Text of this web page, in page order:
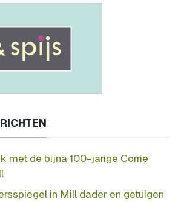
met de bijna 100-jarige Corrie
in Mill dader en getuigen